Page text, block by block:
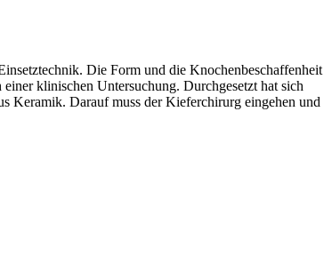
Die Form und die Knochenbeschaffenheit
klinischen Untersuchung. Durchgesetzt hat sich
Keramik. Darauf muss der Kieferchirurg eingehen und